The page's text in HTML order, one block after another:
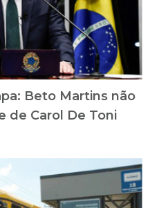
Beto Martins não
de Carol De Toni